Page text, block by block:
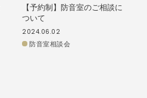
【予約制】防音室のご相談に
ついて
2024.06.02
防音室相談会